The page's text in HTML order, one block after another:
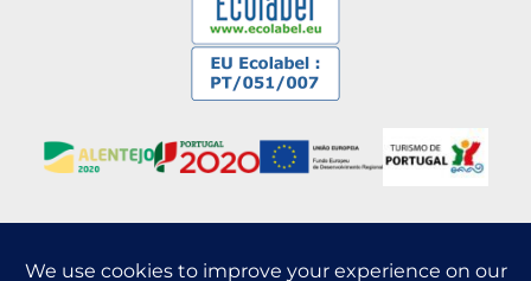
Blog Press Release Pueblo Alojamiento Experiencias